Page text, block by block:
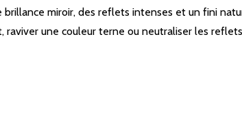
miroir, des reflets intenses et un fini
une couleur terne ou neutraliser les